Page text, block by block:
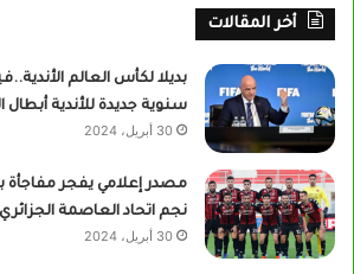
أخر المقالات
بديلا لكأس العالم
سنوية جديدة للأندية أبطال
30 أبريل، 2024
مصدر إعلامي يفجر مفاجأة
نجم اتحاد العاصمة الجزائري
30 أبريل، 2024